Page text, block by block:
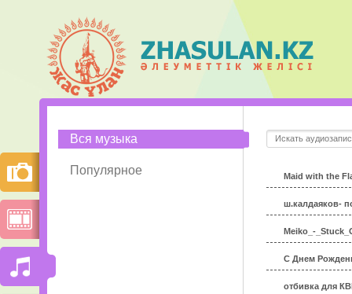
Вся музыка
Популярное Maid with the
ш.калдаяков-
Meiko_-
С Днем
отбивка для